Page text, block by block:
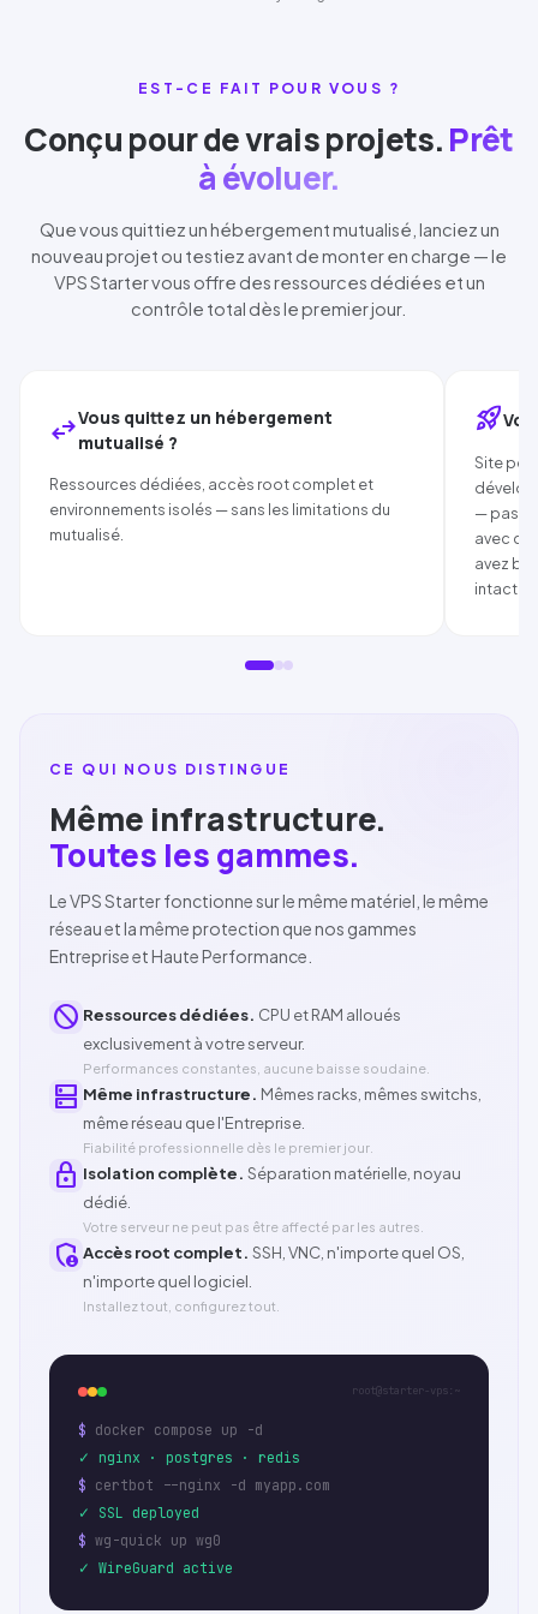
EST-CE FAIT POUR VOUS ?
Conçu pour de vrais projets.Prêt
à évoluer.
Que vous quittiez un hébergement mutualisé, lanciez un
nouveau projet ou testiez avant de monter en charge — le
VPSStartervous offre des ressources dédiées et un
contrôle total dès le premier jour.
swap_horizVous quittez un hébergement
mutualisé ?
Ressources dédiées, accès root complet et
environnements isolés — sans les limitations du
mutualisé.
rocket_launch
Site
— pas
avec ce
avez
intactes.
CE QUI NOUS DISTINGUE
Même infrastructure.
Toutes les gammes.
Le VPSStarterfonctionne sur le même matériel, le même
réseau et la même protection que nos gammes
Entreprise et Haute Performance.
block Ressources dédiées. CPU et RAM alloués
exclusivement à votre serveur.
Performances constantes, aucune baisse soudaine.
dns Même infrastructure. Mêmes racks, mêmes switchs,
même réseau que l'Entreprise.
Fiabilité professionnelle dès le premier jour.
lock Isolation complète. Séparation matérielle, noyau
dédié.
Votre serveur ne peut pas être affecté par les autres.
admin_panel_settings Accès root complet. SSH VNC , n'importe quel OS,
n'importe quel logiciel.
Installez tout, configurez tout.
root@starter-vps:~
$ docker compose up -d
✓ nginx · postgres · redis
$ certbot --nginx -d myapp.com
✓ SSL deployed
$ wg-quick up wg0
✓ WireGuard active